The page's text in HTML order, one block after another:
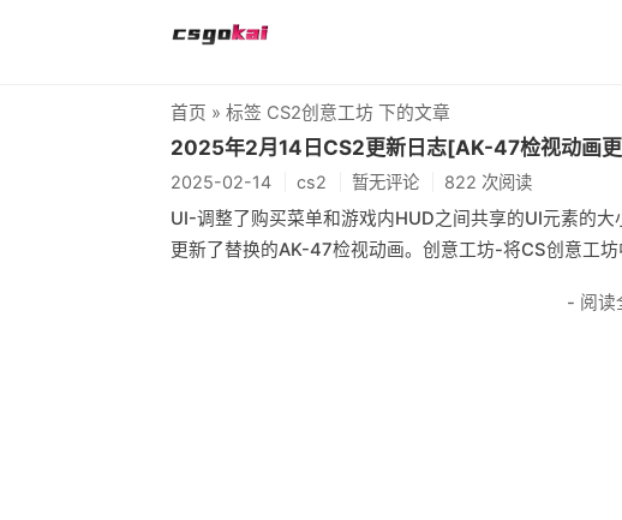
首页 » 标签 CS2创意工坊 下的文章
2025年2月14日CS2更新日志[AK-47检视动画
2025-02-14 cs2 暂无评论 822 次阅读
UI-调整了购买菜单和游戏内HUD之间共享的UI元素的
更新了替换的AK-47检视动画。创意工坊-将CS创意工坊
- 阅读